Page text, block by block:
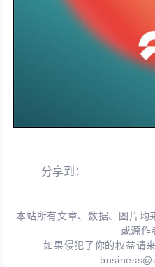
分享到：
本站所有文章、数据、图片均
或源作
如果侵犯了你的权益请